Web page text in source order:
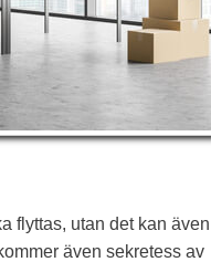
flyttas, utan det kan även
även sekretess av